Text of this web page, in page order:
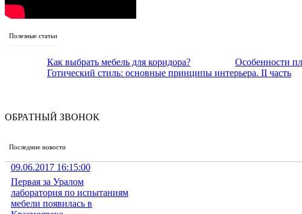
Полезные статьи
Как выбрать мебель для коридора? Особенности
Готический стиль: основные принципы интерьера. II часть
ОБРАТНЫЙ ЗВОНОК
Последние новости
09.06.2017 16:15:00
Первая за Уралом
лаборатория по испытаниям
мебели появилась в